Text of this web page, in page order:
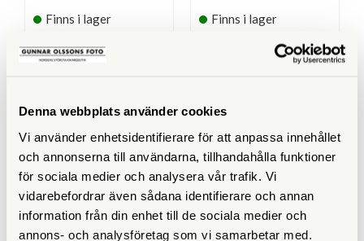
Denna webbplats använder cookies
Vi använder enhetsidentifierare för att anpassa innehållet
och annonserna till användarna, tillhandahålla funktioner
för sociala medier och analysera vår trafik. Vi
vidarebefordrar även sådana identifierare och annan
information från din enhet till de sociala medier och
annons- och analysföretag som vi samarbetar med.
Finns i lager
29.900 SEK
32.090 SEK
Finns i lager
SPECIFIKATIONER
Totalvikt (kg) 2,85